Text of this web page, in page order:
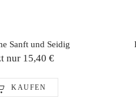
Sanft und Seidig
nur 15,40 €
KAUFEN